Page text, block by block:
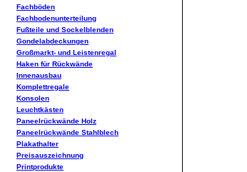
Fachböden
Fachbodenunterteilung
Fußteile und Sockelblenden
Gondelabdeckungen
Großmarkt- und Leistenregal
Haken für Rückwände
Innenausbau
Komplettregale
Konsolen
Leuchtkästen
Paneelrückwände Holz
Paneelrückwände Stahlblech
Plakathalter
Preisauszeichnung
Printprodukte